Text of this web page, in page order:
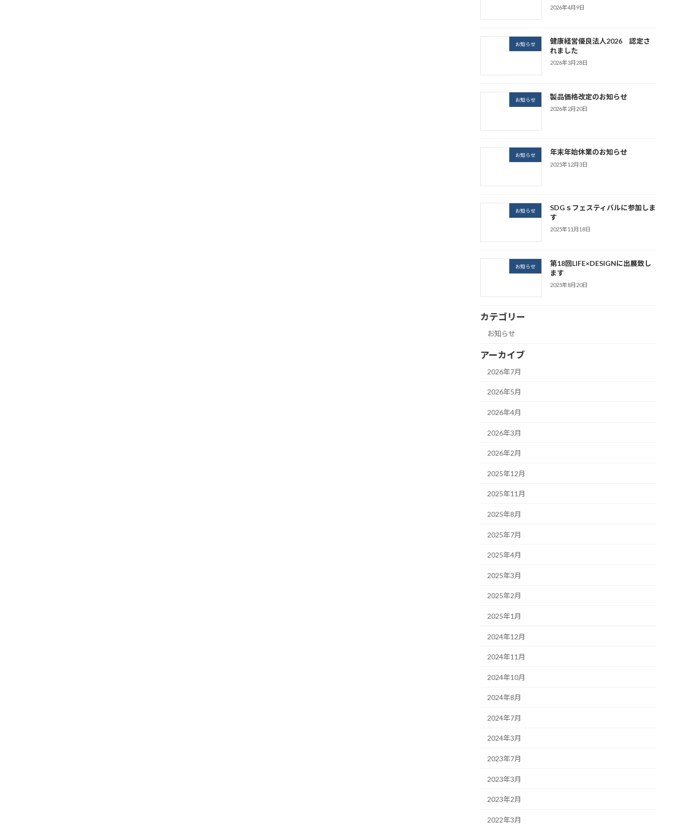
2026年4月9日
お知らせ
健康経営優良法人2026 認定さ
れました
2026年3月28日
お知らせ 製品価格改定のお知らせ
2026年2月20日
お知らせ 年末年始休業のお知らせ
2025年12月3日
お知らせ
SDGｓフェスティバルに参加しま
す
2025年11月18日
お知らせ
第18回LIFE×DESIGNに出展致し
ます
2025年8月20日
カテゴリー
お知らせ
アーカイブ
2026年7月
2026年5月
2026年4月
2026年3月
2026年2月
2025年12月
2025年11月
2025年8月
2025年7月
2025年4月
2025年3月
2025年2月
2025年1月
2024年12月
2024年11月
2024年10月
2024年8月
2024年7月
2024年3月
2023年7月
2023年3月
2023年2月
2022年3月